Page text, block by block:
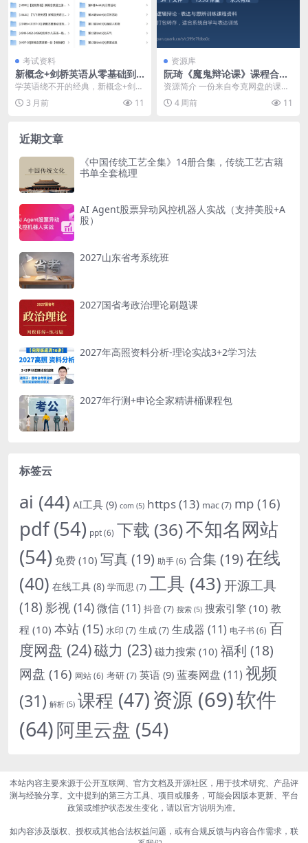
考试资料
新概念+剑桥英语从零基础到
高阶
学英语绕不开的经典，新概念+剑桥
英语从零基础到高阶全打通了 资料
地址：https...
3 月前 11
资源库
阮琦《魔鬼辩论课》课程合集
分享 · 34个文件15.5G · 夸克
网盘
资源简介 一份来自夸克网盘的课程
资料合集，主内容是阮琦《魔鬼辩
论课》。整个分享共...
4 周前 11
近期文章
《中国传统工艺全集》14册合集，传统工艺古籍
书单全套梳理
AI Agent股票异动风控机器人实战（支持美股+A
股）
2027山东省考系统班
2027国省考政治理论刷题课
2027年高照资料分析-理论实战3+2学习法
2027年行测+申论全家精讲桶课程包
标签云
ai (44) AI工具 (9) com (5) https(13) mac(7) mp (16)
pdf(54) ppt(6) 下载 (36)不知名网站
(54) 免费 (10) 写真 (19) 助手(6) 合集 (19)在线
(40) 在线工具 (8) 学而思 (7) 工具 (43)开源工具
(18) 影视 (14)微信(11) 抖音(7) 搜索 (5) 搜索引擎 (10) 教
程 (10) 本站 (15) 水印 (7) 生成(7) 生成器 (11) 电子书(6) 百
度网盘 (24)磁力 (23) 磁力搜索 (10) 福利 (18)
网盘 (16) 网站(6) 考研(7) 英语 (9) 蓝奏网盘 (11) 视频
(31) 解析 (5) 课程 (47)资源 (69)软件
(64)阿里云盘 (54)
本站内容主要来源于公开互联网、官方文档及开源社区，用于技术研究、产品评
测与经验分享。文中提到的第三方工具、项目或服务，可能会因版本更新、平台
政策或维护状态发生变化，请以官方说明为准。
如内容涉及版权、授权或其他合法权益问题，或有合规反馈与内容合作需求，联